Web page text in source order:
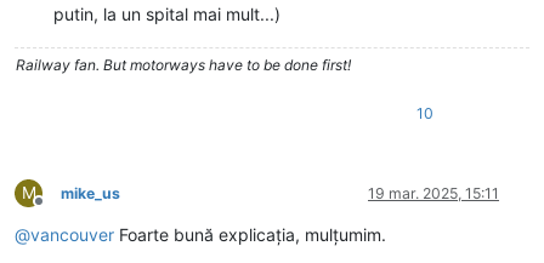
putin, la un spital mai mult...)
Railway fan. But motorways have to be done first!
10
M
Deconectat
mike_us 19 mar. 2025, 15:11
@vancouver Foarte bună explicația, mulțumim.